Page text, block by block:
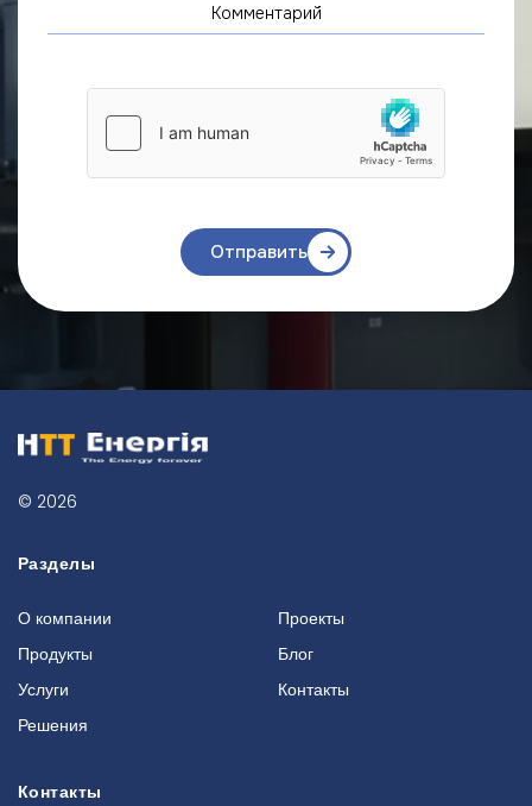
Отправить
© 2026
Разделы
О компании
Продукты
Услуги
Решения
Проекты
Блог
Контакты
Контакты